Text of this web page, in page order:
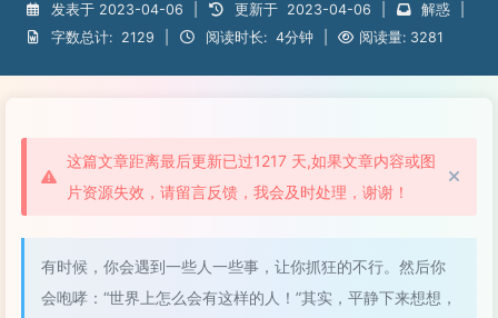
发表于 2023-04-06 更新于 2023-04-06 解惑
字数总计:
2129 阅读时长: 4分钟 阅读量: 3281
这篇文章距离最后更新已过1217 天,如果文章内容或图
片资源失效，请留言反馈，我会及时处理，谢谢！
有时候，你会遇到一些人一些事，让你抓狂的不行。然后你
会咆哮：“世界上怎么会有这样的人！”其实，平静下来想想，